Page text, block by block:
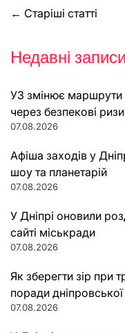
Навігація
за
записами
← Старіші статті
Недавні записи
УЗ змінює маршрути
через безпекові
07.08.2026
Афіша заходів у
шоу та планетарій
07.08.2026
У Дніпрі оновили
сайті міськради
07.08.2026
Як зберегти зір при
поради дніпровської
07.08.2026